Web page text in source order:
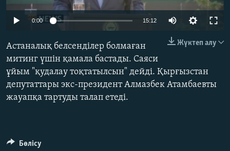
ЖАЗЫЛЫҢЫЗ
Басқа тілдерде
0:00 15:12
Жүктеп алу
Астаналық белсенділер болмаған
митинг үшін қамала бастады. Саяси
ұйым "қудалау тоқтатылсын" дейді. Қырғызстан
депутаттары экс-президент Алмазбек Атамбаевты
жауапқа тартуды талап етеді.
Бөлісу